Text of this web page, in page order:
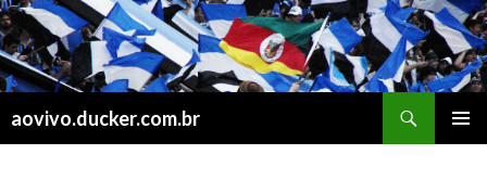
aovivo.ducker.com.br